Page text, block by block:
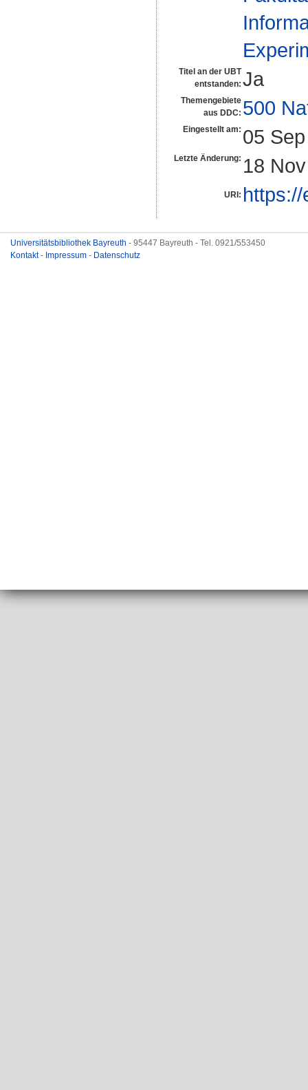
Titel an der UBT
entstanden: Ja
Themengebiete
aus DDC: 500
Eingestellt am: 05
Letzte Änderung: 18
URI:
Universitätsbibliothek Bayreuth - 95447 Bayreuth - Tel. 0921/553450
Kontakt- Impressum - Datenschutz